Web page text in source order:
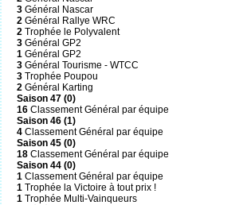
3 Général Nascar
2 Général Rallye WRC
2 Trophée le Polyvalent
3 Général GP2
1 Général GP2
3 Général Tourisme - WTCC
3 Trophée Poupou
2 Général Karting
Saison 47 (0)
16 Classement Général par équipe
Saison 46 (1)
4 Classement Général par équipe
Saison 45 (0)
18 Classement Général par équipe
Saison 44 (0)
1 Classement Général par équipe
1 Trophée la Victoire à tout prix !
1 Trophée Multi-Vainqueurs